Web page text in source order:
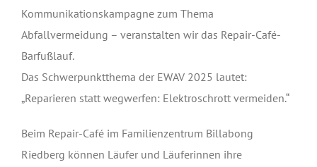
Kommunikationskampagne zum Thema
Abfallvermeidung – veranstalten wir das Repair-Café-
Barfußlauf.
Das Schwerpunktthema der EWAV 2025 lautet:
„Reparieren statt wegwerfen: Elektroschrott vermeiden.“
Beim Repair-Café im Familienzentrum Billabong
Riedberg können Läufer und Läuferinnen ihre